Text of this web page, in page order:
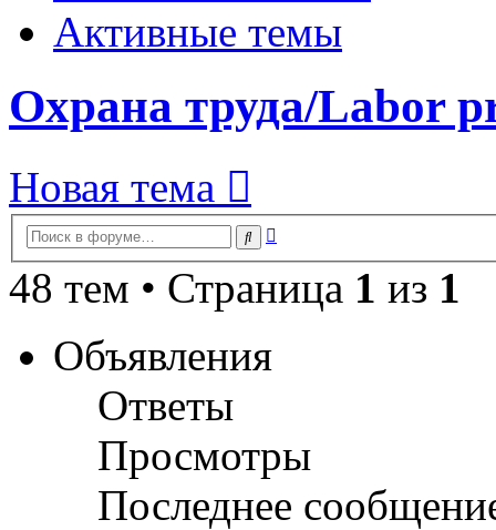
Активные темы
Охрана труда/Labor
Новая тема
Поиск
48 тем • Страница 1 из 1
Объявления
Ответы
Просмотры
Последнее